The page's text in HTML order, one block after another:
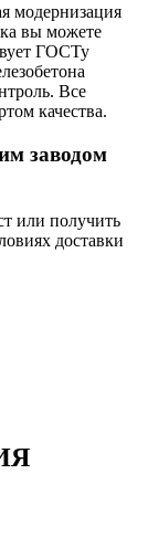
модернизация
вы можете
ГОСТу
Все
качества.
заводом
или получить
доставки